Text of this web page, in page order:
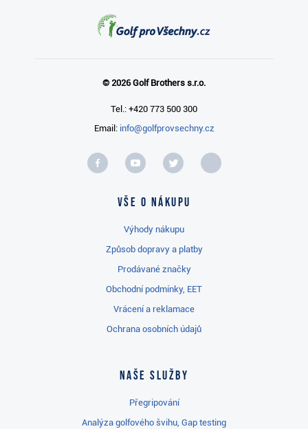
© 2026 Golf Brothers s.r.o.
Tel.: +420 773 500 300
Email: info@golfprovsechny.cz
Vše o nákupu
Výhody nákupu
Způsob dopravy a platby
Prodávané značky
Obchodní podmínky, EET
Vrácení a reklamace
Ochrana osobních údajů
Naše služby
Přegripování
Analýza golfového švihu, Gap testing